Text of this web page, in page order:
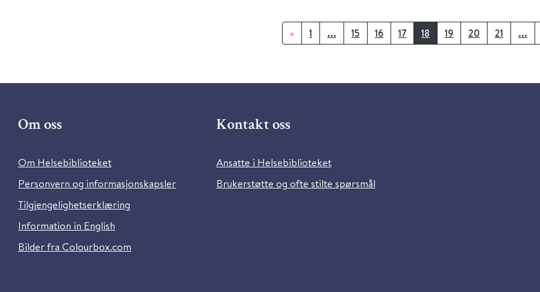
« 1 ... 15 16 17 18 19 20 21 ...
Om oss
Om Helsebiblioteket
Personvern og informasjonskapsler
Tilgjengelighetserklæring
Information in English
Bilder fra Colourbox.com
Kontakt oss
Ansatte i Helsebiblioteket
Brukerstøtte og ofte stilte spørsmål